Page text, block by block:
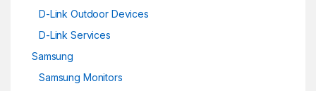
D-Link Outdoor Devices
D-Link Services
Samsung
Samsung Monitors